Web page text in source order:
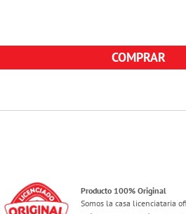
COMPRAR
Producto 100% Original
Somos la casa licenciataria